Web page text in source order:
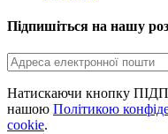
Підпишіться на нашу
Натискаючи кнопку
нашою Політикою
cookie.